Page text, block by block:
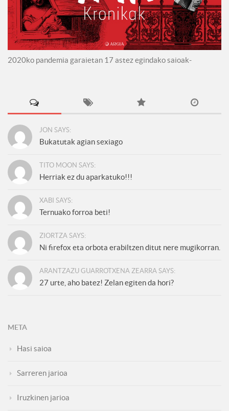
2020ko pandemia garaietan 17 astez egindako saioak-
JON SAYS:
Bukatutak agian sexiago
TITO MOON SAYS:
Herriak ez du aparkatuko!!!
XABI SAYS:
Ternuako forroa beti!
ZIORTZA SAYS:
Ni firefox eta orbota erabiltzen ditut nere mugikorran.
ARANTZAZU GUARROTXENA ZEARRA SAYS:
27 urte, aho batez! Zelan egiten da hori?
META
Hasi saioa
Sarreren jarioa
Iruzkinen jarioa